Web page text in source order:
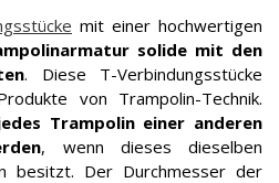
mit einer hochwertigen
solide mit den
. Diese T-Verbindungsstücke
von Trampolin-Technik.
Trampolin einer anderen
, wenn dieses dieselben
besitzt. Der Durchmesser der